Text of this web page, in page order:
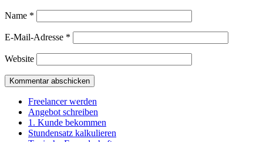
Name *
E-Mail-Adresse *
Website
Freelancer werden
Angebot schreiben
1. Kunde bekommen
Stundensatz kalkulieren